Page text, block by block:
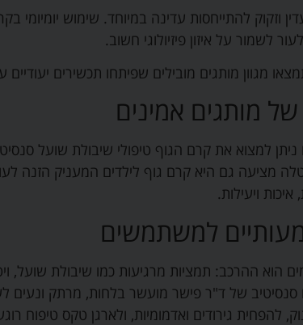
וזקוק להתייחסות עדינה במיוחד. שימוש
לשמור על איזון פיזיולוגי חשוב.
מגוון מותגים מובילים שפיתחו תכשירים
מותגים אמינים
ניתן למצוא את קרם הגוף טיפולי שיבולת שועל
מציעה גם היא קרם גוף לילדים המעניק הזנה
ויעילות.
למשתמשים
של ד"ר פישר מועשר בלחות, מרתק ונעים
להפחית גירודים ואדמומיות, ולארגן טקס טיפוח